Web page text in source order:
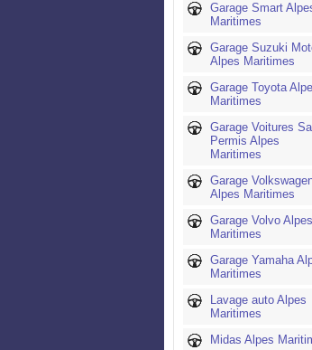
Garage Smart
Maritimes
Garage Suzuki
Alpes Maritimes
Garage Toyota
Maritimes
Garage Voitures
Permis Alpes
Maritimes
Garage
Alpes Maritimes
Garage Volvo Alpes
Maritimes
Garage Yamaha
Maritimes
Lavage auto Alpes
Maritimes
Midas Alpes